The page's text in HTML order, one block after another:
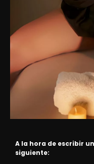
A la hora de escribir
siguiente: